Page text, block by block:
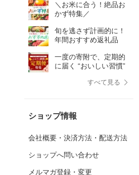
＼お米に合う！絶品お
かず特集／
旬を逃さず計画的に！
年間おすすめ返礼品
一度の寄附で、定期的
に届く “おいしい習慣”
すべて見る
ショップ情報
会社概要・決済方法・配送方法
ショップへ問い合わせ
メルマガ登録・変更